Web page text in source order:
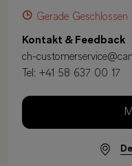
Gerade Geschlossen
Kontakt & Feedback
ch-
Tel: +41 58 637 00 17